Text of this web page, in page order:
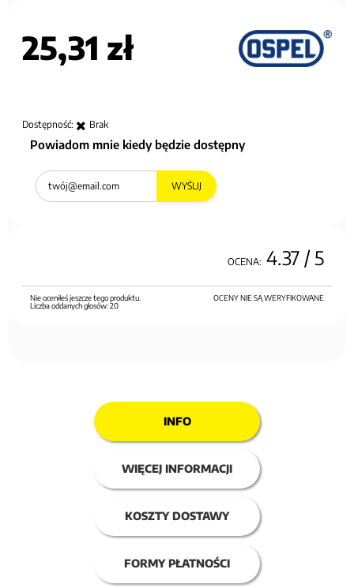
25,31 zł
Dostępność: Brak
Powiadom mnie kiedy będzie dostępny
WYŚLIJ
OCENA: 4.37 / 5
OCENY NIE SĄ WERYFIKOWANE
Nie oceniłeś jeszcze tego produktu.
Liczba oddanych głosów:20
INFO
WIĘCEJ INFORMACJI
KOSZTY DOSTAWY
FORMY PŁATNOŚCI